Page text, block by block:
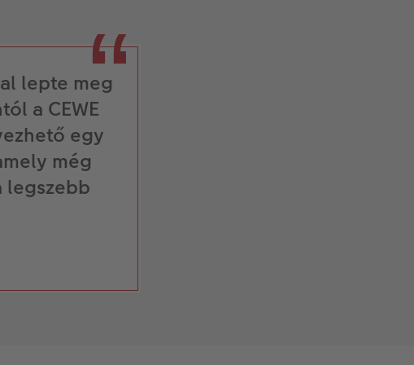
lepte meg
a CEWE
egy
még
legszebb